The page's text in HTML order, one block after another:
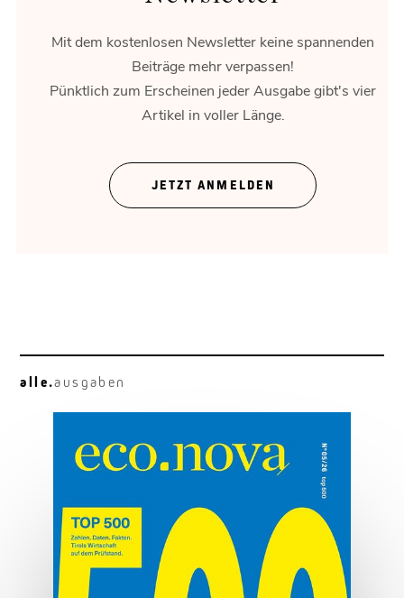
Muster in der Datenwolke.
Die Macht der Marke
MEHR ERFAHREN
Mit dem kostenlosen Newsletter keine spannenden
Beiträge mehr verpassen!
Pünktlich zum Erscheinen jeder Ausgabe gibt's vier
Artikel in voller Länge.
JETZT ANMELDEN
alle.ausgaben